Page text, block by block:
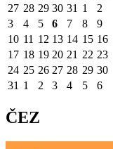
27 28 29 30 31 1
2
3
4 5 6 7 8
9
10 11 12 13 14 15 16
17 18 19 20 21 22 23
24 25 26 27 28 29 30
31 1 2 3 4 5 6
ČEZ